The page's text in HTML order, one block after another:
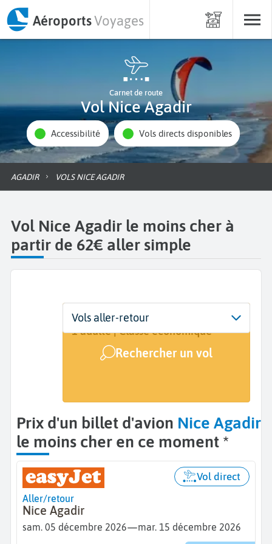
AéroportsVoyages
Carnet de route
Vol Nice Agadir
Accessibilité Vols directs disponibles
AGADIR VOLS NICE AGADIR
Vol Nice Agadir le moins cher à
partir de 62€ aller simple
Départ
Nice (NCE)
Dates
Dates de votre voyage
Voyageurs | Classe
1 adulte | Classe économique
Rechercher un vol
Vols aller-retour
Prix d'un billet d'avion Nice Agadir
le moins cher en ce moment *
Aller/retour
Nice Agadir
sam. 05 décembre 2026—mar. 15 décembre 2026
Vol direct